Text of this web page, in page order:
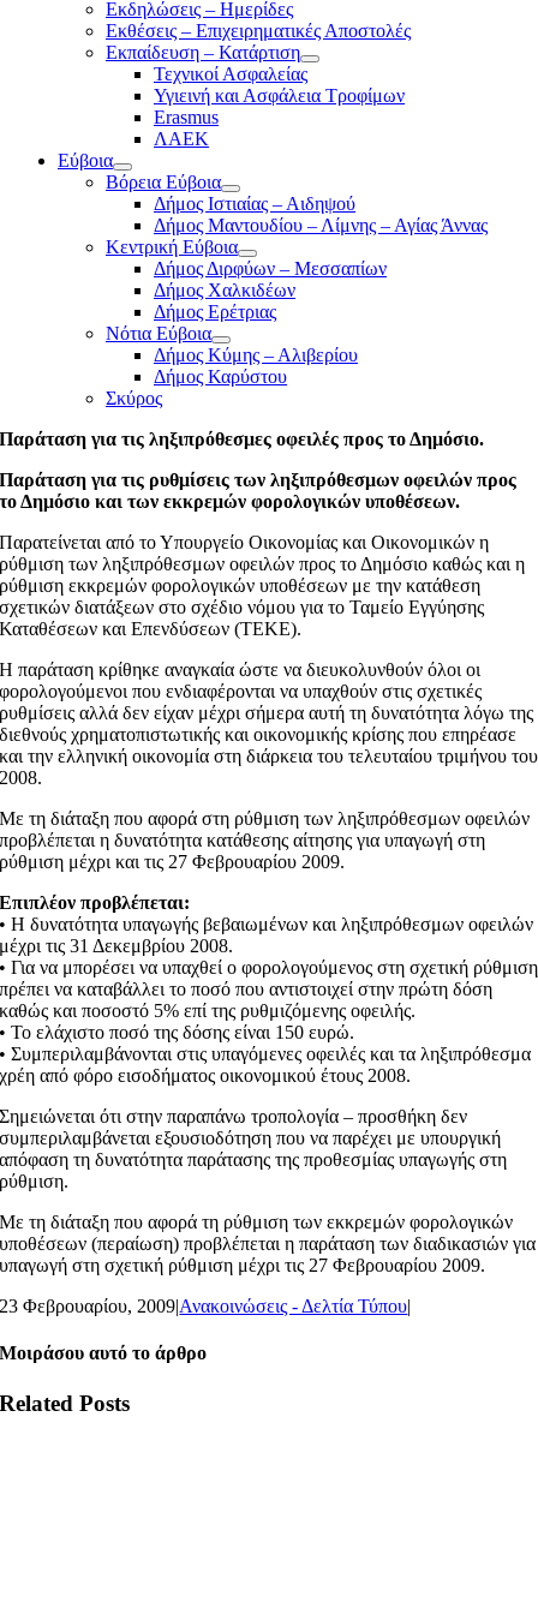
Εκδηλώσεις – Ημερίδες
Εκθέσεις – Επιχειρηματικές Αποστολές
Εκπαίδευση – Κατάρτιση
Τεχνικοί Ασφαλείας
Υγιεινή και Ασφάλεια Τροφίμων
Erasmus
ΛΑΕΚ
Εύβοια
Βόρεια Εύβοια
Δήμος Ιστιαίας – Αιδηψού
Δήμος Μαντουδίου – Λίμνης – Αγίας Άννας
Κεντρική Εύβοια
Δήμος Διρφύων – Μεσσαπίων
Δήμος Χαλκιδέων
Δήμος Ερέτριας
Νότια Εύβοια
Δήμος Κύμης – Αλιβερίου
Δήμος Καρύστου
Σκύρος
Παράταση για τις ληξιπρόθεσμες οφειλές προς το Δημόσιο.
Παράταση για τις ρυθμίσεις των ληξιπρόθεσμων οφειλών προς
το Δημόσιο και των εκκρεμών φορολογικών υποθέσεων.
Παρατείνεται από το Υπουργείο Οικονομίας και Οικονομικών η
ρύθμιση των ληξιπρόθεσμων οφειλών προς το Δημόσιο καθώς και η
ρύθμιση εκκρεμών φορολογικών υποθέσεων με την κατάθεση
σχετικών διατάξεων στο σχέδιο νόμου για το Ταμείο Εγγύησης
Καταθέσεων και Επενδύσεων (ΤΕΚΕ).
Η παράταση κρίθηκε αναγκαία ώστε να διευκολυνθούν όλοι οι
φορολογούμενοι που ενδιαφέρονται να υπαχθούν στις σχετικές
ρυθμίσεις αλλά δεν είχαν μέχρι σήμερα αυτή τη δυνατότητα λόγω της
διεθνούς χρηματοπιστωτικής και οικονομικής κρίσης που επηρέασε
και την ελληνική οικονομία στη διάρκεια του τελευταίου τριμήνου του
2008.
Με τη διάταξη που αφορά στη ρύθμιση των ληξιπρόθεσμων οφειλών
προβλέπεται η δυνατότητα κατάθεσης αίτησης για υπαγωγή στη
ρύθμιση μέχρι και τις 27 Φεβρουαρίου 2009.
Επιπλέον προβλέπεται:
• Η δυνατότητα υπαγωγής βεβαιωμένων και ληξιπρόθεσμων οφειλών
μέχρι τις 31 Δεκεμβρίου 2008.
• Για να μπορέσει να υπαχθεί ο φορολογούμενος στη σχετική ρύθμιση
πρέπει να καταβάλλει το ποσό που αντιστοιχεί στην πρώτη δόση
καθώς και ποσοστό 5% επί της ρυθμιζόμενης οφειλής.
• Το ελάχιστο ποσό της δόσης είναι 150 ευρώ.
• Συμπεριλαμβάνονται στις υπαγόμενες οφειλές και τα ληξιπρόθεσμα
χρέη από φόρο εισοδήματος οικονομικού έτους 2008.
Σημειώνεται ότι στην παραπάνω τροπολογία – προσθήκη δεν
συμπεριλαμβάνεται εξουσιοδότηση που να παρέχει με υπουργική
απόφαση τη δυνατότητα παράτασης της προθεσμίας υπαγωγής στη
ρύθμιση.
Με τη διάταξη που αφορά τη ρύθμιση των εκκρεμών φορολογικών
υποθέσεων (περαίωση) προβλέπεται η παράταση των διαδικασιών για
υπαγωγή στη σχετική ρύθμιση μέχρι τις 27 Φεβρουαρίου 2009.
23 Φεβρουαρίου, 2009|Ανακοινώσεις - Δελτία Τύπου|
Μοιράσου αυτό το άρθρο
Related Posts